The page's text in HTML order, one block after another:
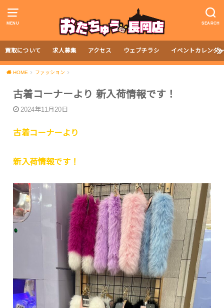
MENU SEARCH
買取について 求人募集 アクセス ウェブチラシ イベントカレンダ
HOME ファッション
古着コーナーより 新入荷情報です！
2024年11月20日
古着コーナーより
新入荷情報です！